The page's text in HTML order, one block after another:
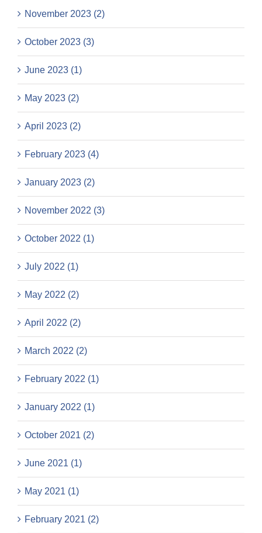
November 2023 (2)
October 2023 (3)
June 2023 (1)
May 2023 (2)
April 2023 (2)
February 2023 (4)
January 2023 (2)
November 2022 (3)
October 2022 (1)
July 2022 (1)
May 2022 (2)
April 2022 (2)
March 2022 (2)
February 2022 (1)
January 2022 (1)
October 2021 (2)
June 2021 (1)
May 2021 (1)
February 2021 (2)